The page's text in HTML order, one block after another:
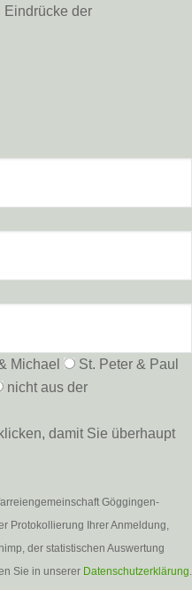
Eindrücke der
Michael
St. Peter & Paul
nicht aus der
damit Sie überhaupt
Göggingen-
Protokollierung Ihrer Anmeldung,
der statistischen Auswertung
Sie in unserer Datenschutzerklärung.